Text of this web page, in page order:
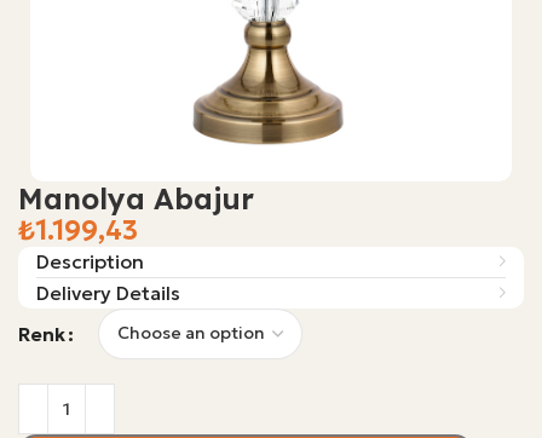
Manolya Abajur
₺
Description
Delivery Details
Renk